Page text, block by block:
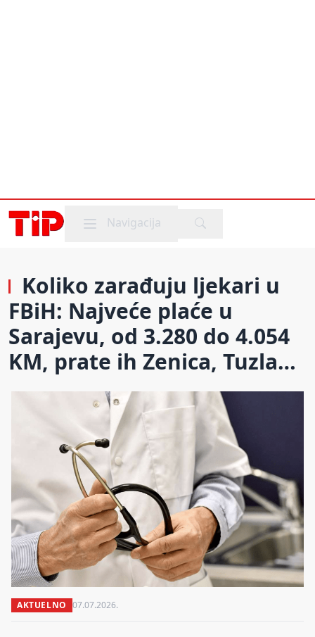
Mobile menu
Navigacija
Koliko zarađuju ljekari u
FBiH: Najveće plaće u
Sarajevu, od 3.280 do 4.054
KM, prate ih Zenica, Tuzla…
AKTUELNO 07.07.2026.